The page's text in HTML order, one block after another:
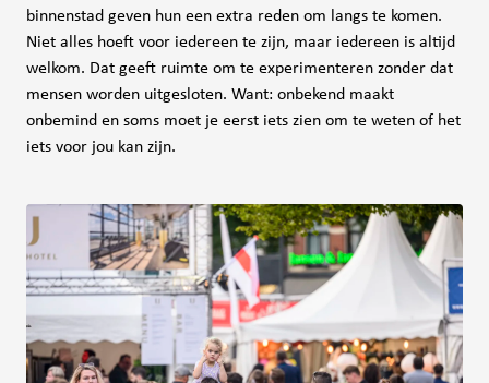
binnenstad geven hun een extra reden om langs te komen.
Niet alles hoeft voor iedereen te zijn, maar iedereen is altijd
welkom. Dat geeft ruimte om te experimenteren zonder dat
mensen worden uitgesloten. Want: onbekend maakt
onbemind en soms moet je eerst iets zien om te weten of het
iets voor jou kan zijn.